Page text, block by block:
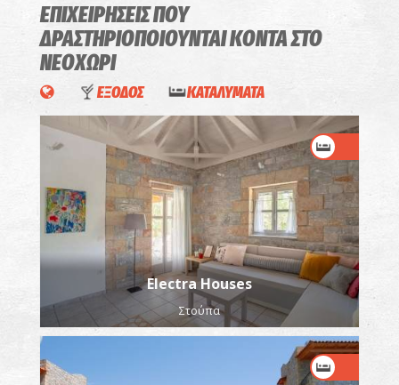
ΕΠΙΧΕΙΡΗΣΕΙΣ ΠΟΥ
ΔΡΑΣΤΗΡΙΟΠΟΙΟΥΝΤΑΙΚΟΝΤΑ ΣΤΟ
ΝΕΟΧΩΡΙ
ΕΞΟΔΟΣ ΚΑΤΑΛΥΜΑΤΑ
Electra Houses
Στούπα